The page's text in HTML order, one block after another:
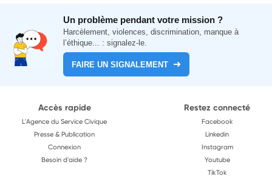
Un problème pendant votre mission ?
Harcèlement, violences, discrimination, manque à
l’éthique... : signalez-le.
FAIRE UN SIGNALEMENT
Accès rapide
L'Agence du Service Civique
Presse & Publication
Connexion
Besoin d'aide ?
Restez connecté
Facebook
Linkedin
Instagram
Youtube
TikTok